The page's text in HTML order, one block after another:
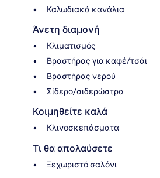
Καλωδιακά κανάλια
Άνετη διαμονή
Κλιματισμός
Βραστήρας για καφέ/τσάι
Βραστήρας νερού
Σίδερο/σιδερώστρα
Κοιμηθείτε καλά
Κλινοσκεπάσματα
Τι θα απολαύσετε
Ξεχωριστό σαλόνι